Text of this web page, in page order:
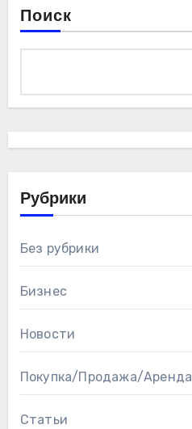
Поиск
Рубрики
Без рубрики
Бизнес
Новости
Покупка/Продажа/Аренда
Статьи